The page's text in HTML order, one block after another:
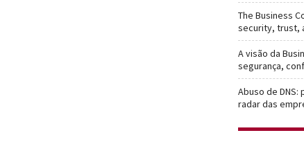
The Business
security, trust,
A visão da
segurança,
Abuso de
radar das